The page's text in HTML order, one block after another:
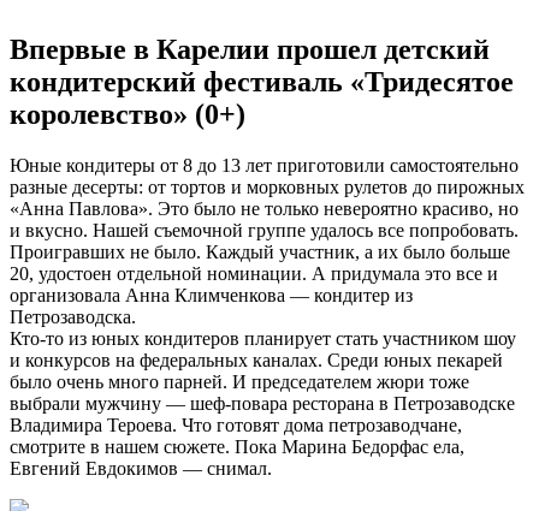
Впервые в Карелии прошел детский
кондитерский фестиваль «Тридесятое
королевство» (0+)
Юные кондитеры от 8 до 13 лет приготовили самостоятельно
разные десерты: от тортов и морковных рулетов до пирожных
«Анна Павлова». Это было не только невероятно красиво, но
и вкусно. Нашей съемочной группе удалось все попробовать.
Проигравших не было. Каждый участник, а их было больше
20, удостоен отдельной номинации. А придумала это все и
организовала Анна Климченкова — кондитер из
Петрозаводска.
Кто-то из юных кондитеров планирует стать участником шоу
и конкурсов на федеральных каналах. Среди юных пекарей
было очень много парней. И председателем жюри тоже
выбрали мужчину — шеф-повара ресторана в Петрозаводске
Владимира Тероева. Что готовят дома петрозаводчане,
смотрите в нашем сюжете. Пока Марина Бедорфас ела,
Евгений Евдокимов — снимал.